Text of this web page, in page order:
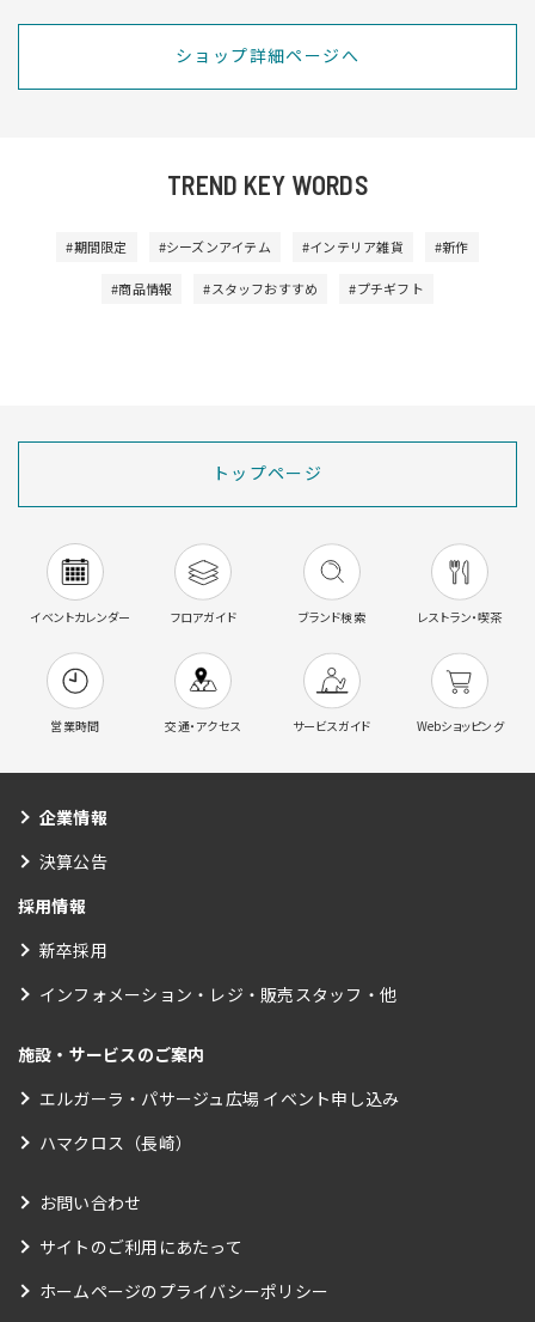
ショップ詳細ページへ
TREND KEY WORDS
#期間限定 #シーズンアイテム #インテリア雑貨 #新作
#商品情報 #スタッフおすすめ #プチギフト
トップページ
イベントカレンダー フロアガイド ブランド検索 レストラン・喫茶
営業時間 交通・アクセス サービスガイド Webショッピング
企業情報
決算公告
採用情報
新卒採用
インフォメーション・レジ・販売スタッフ・他
施設・サービスのご案内
エルガーラ・パサージュ広場 イベント申し込み
ハマクロス（長崎）
お問い合わせ
サイトのご利用にあたって
ホームページのプライバシーポリシー